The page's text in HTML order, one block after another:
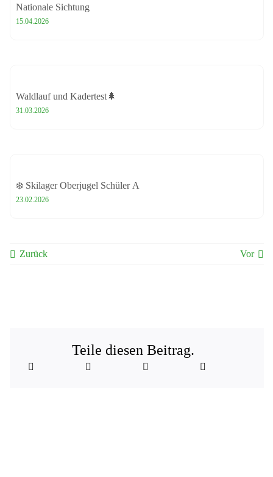
Nationale Sichtung
15.04.2026
Waldlauf und Kadertest🌲
31.03.2026
❄️ Skilager Oberjugel Schüler A
23.02.2026
Zurück Vor
Teile diesen Beitrag.